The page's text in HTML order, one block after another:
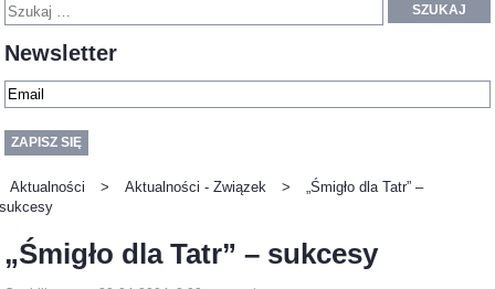
SZUKAJ
Newsletter
Aktualności > Aktualności - Związek >
„Śmigło dla Tatr” –
sukcesy
„Śmigło dla Tatr” – sukcesy